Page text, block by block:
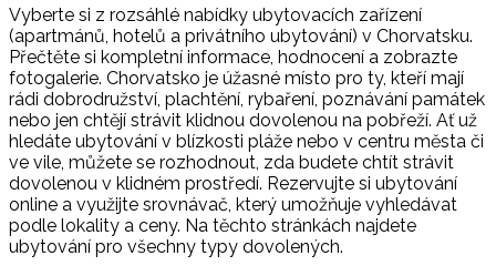
Vyberte si z rozsáhlé nabídky ubytovacích zařízení
(apartmánů, hotelů a privátního ubytování) v Chorvatsku.
Přečtěte si kompletní informace, hodnocení a zobrazte
fotogalerie. Chorvatsko je úžasné místo pro ty, kteří mají
rádi dobrodružství, plachtění, rybaření, poznávání památek
nebo jen chtějí strávit klidnou dovolenou na pobřeží. Ať už
hledáte ubytování v blízkosti pláže nebo v centru města či
ve vile, můžete se rozhodnout, zda budete chtít strávit
dovolenou v klidném prostředí. Rezervujte si ubytování
online a využijte srovnávač, který umožňuje vyhledávat
podle lokality a ceny. Na těchto stránkách najdete
ubytování pro všechny typy dovolených.